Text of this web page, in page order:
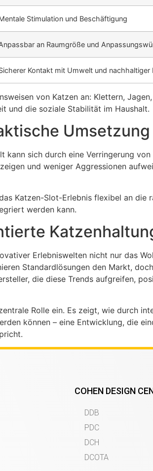
Stimulation und Beschäftigung
an Raumgröße und
Kontakt mit Umwelt und nachhaltiger
von Katzen an: Klettern,
und die soziale Stabilität im Haushalt.
Umsetzung
sich durch eine Verringerung
und weniger Aggressionen
Katzen-Slot-Erlebnis flexibel an die
werden kann.
Erlebniswelten nicht nur das
Standardlösungen den Markt,
die diese Trends aufgreifen,
Rolle ein. Es zeigt, wie durch
können – eine Entwicklung, die
COHEN DESIGN
DDB
PDC
DCH
DCOTA